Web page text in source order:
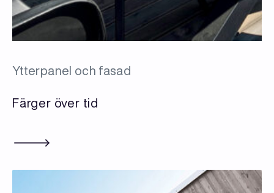
Ytterpanel och fasad
Färger över tid